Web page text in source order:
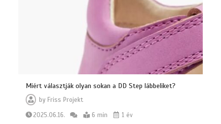
Miért választják olyan sokan a DD Step lábbeliket?
by Friss Projekt
2025.06.16.
6 min
1 év